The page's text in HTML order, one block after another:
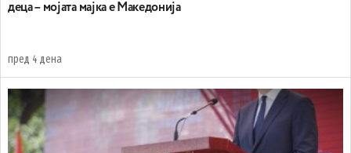
деца – мојата мајка е Македонија
пред 4 дена